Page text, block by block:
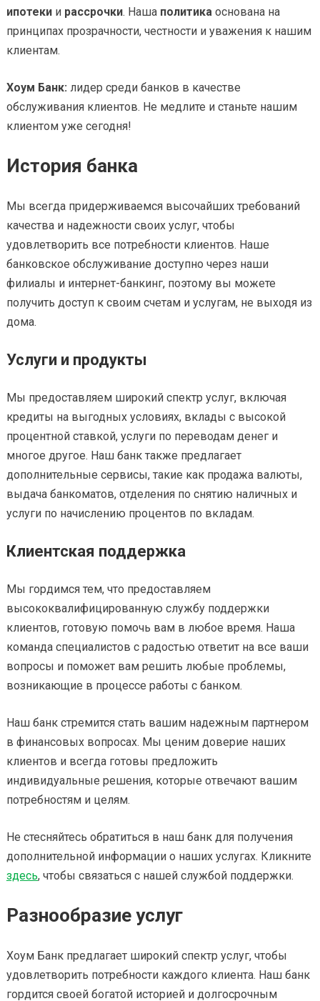
ипотекии рассрочки. Наша политикаоснована на
принципах прозрачности, честности и уважения к нашим
клиентам.
Хоум Банк: лидер среди банков в качестве
обслуживания клиентов. Не медлите и станьте нашим
клиентом уже сегодня!
История банка
Мы всегда придерживаемся высочайших требований
качества и надежности своих услуг, чтобы
удовлетворить все потребности клиентов. Наше
банковское обслуживание доступно через наши
филиалы и интернет-банкинг, поэтому вы можете
получить доступ к своим счетам и услугам, не выходя из
дома.
Услуги и продукты
Мы предоставляем широкий спектр услуг, включая
кредиты на выгодных условиях, вклады с высокой
процентной ставкой, услуги по переводам денег и
многое другое. Наш банк также предлагает
дополнительные сервисы, такие как продажа валюты,
выдача банкоматов, отделения по снятию наличных и
услуги по начислению процентов по вкладам.
Клиентская поддержка
Мы гордимся тем, что предоставляем
высококвалифицированную службу поддержки
клиентов, готовую помочь вам в любое время. Наша
команда специалистов с радостью ответит на все ваши
вопросы и поможет вам решить любые проблемы,
возникающие в процессе работы с банком.
Наш банк стремится стать вашим надежным партнером
в финансовых вопросах. Мы ценим доверие наших
клиентов и всегда готовы предложить
индивидуальные решения, которые отвечают вашим
потребностям и целям.
Не стесняйтесь обратиться в наш банк для получения
дополнительной информации о наших услугах. Кликните
здесь, чтобы связаться с нашей службой поддержки.
Разнообразие услуг
Хоум Банк предлагает широкий спектр услуг, чтобы
удовлетворить потребности каждого клиента. Наш банк
гордится своей богатой историей и долгосрочным